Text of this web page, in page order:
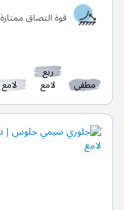
قوة التصاق ممتازة
مطفي
ربع
لامع لامع